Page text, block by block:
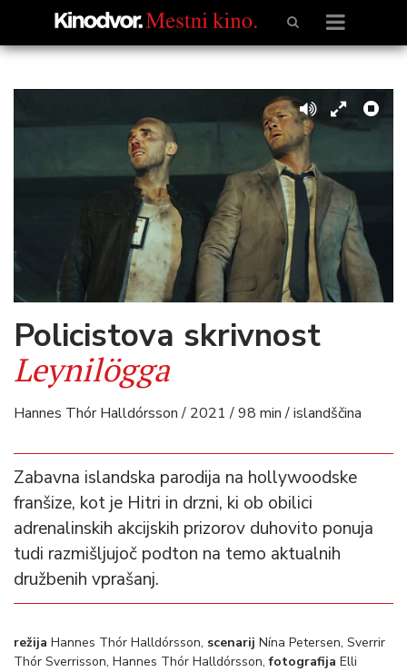
Policistova skrivnost
Leynilögga
Hannes Thór Halldórsson / 2021 / 98 min / islandščina
Zabavna islandska parodija na hollywoodske
franšize, kot je Hitri in drzni, ki ob obilici
adrenalinskih akcijskih prizorov duhovito ponuja
tudi razmišljujoč podton na temo aktualnih
družbenih vprašanj.
režija Hannes Thór Halldórsson, scenarij Nína Petersen, Sverrir
Thór Sverrisson, Hannes Thór Halldórsson,fotografija Elli